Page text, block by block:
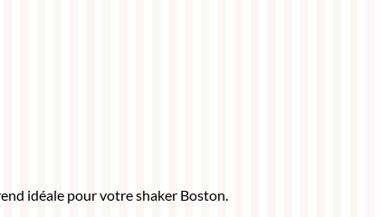
idéale pour votre shaker Boston.